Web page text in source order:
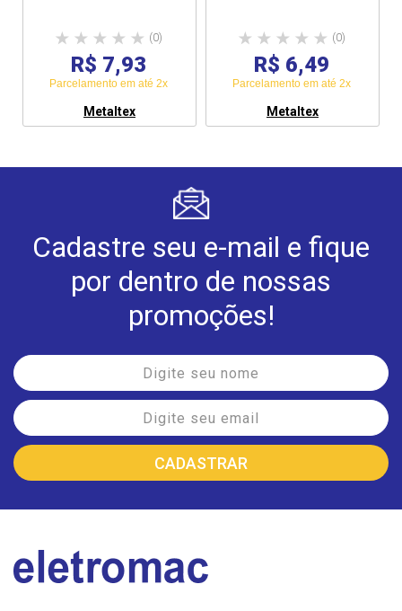
(0)
R$ 7,93
Parcelamento em até 2x
Metaltex
(0)
R$ 6,49
Parcelamento em até 2x
Metaltex
Cadastre seu e-mail e fique
por dentro de nossas
promoções!